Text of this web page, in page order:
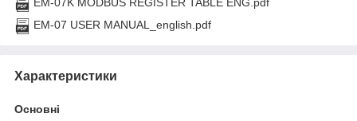
EM-07 USER MANUAL_english.pdf
Характеристики
Основні